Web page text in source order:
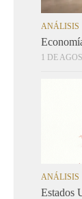
ANÁLISIS
1 DE
ANÁLISIS
Estados